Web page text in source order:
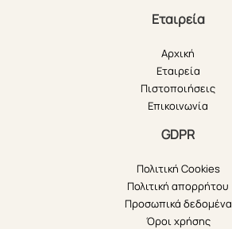
Εταιρεία
Αρχική
Εταιρεία
Πιστοποιήσεις
Επικοινωνία
GDPR
Πολιτική Cookies
Πολιτική απορρήτου
Προσωπικά δεδομένα
Όροι χρήσης